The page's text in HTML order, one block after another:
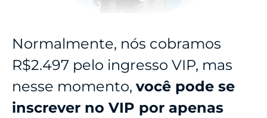
Normalmente, nós cobramos
R$2.497 pelo ingresso VIP, mas
nesse momento, você pode se
inscrever no VIP por apenas